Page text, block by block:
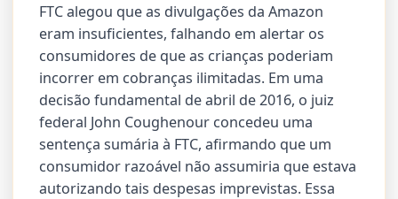
FTC alegou que as divulgações da Amazon
eram insuficientes, falhando em alertar os
consumidores de que as crianças poderiam
incorrer em cobranças ilimitadas. Em uma
decisão fundamental de abril de 2016, o juiz
federal John Coughenour concedeu uma
sentença sumária à FTC, afirmando que um
consumidor razoável não assumiria que estava
autorizando tais despesas imprevistas. Essa